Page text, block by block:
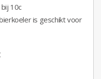
10c
is geschikt voor